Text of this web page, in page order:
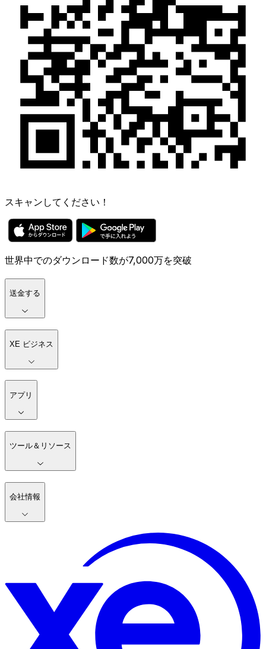
スキャンしてください！
世界中でのダウンロード数が7,000万を突破
送金する
XE ビジネス
アプリ
ツール＆リソース
会社情報